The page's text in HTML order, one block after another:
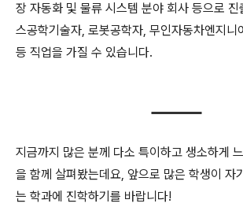
장 자동화 및 물류 시스템 분야 회사 등으로 진
스공학기술자, 로봇공학자, 무인자동차엔지니
등 직업을 가질 수 있습니다.
지금까지 많은 분께 다소 특이하고 생소하게
을 함께 살펴봤는데요, 앞으로 많은 학생이 자
는 학과에 진학하기를 바랍니다!